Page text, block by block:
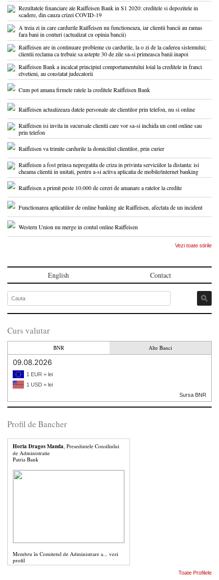
Rezultatele financiare ale Raiffeisen Bank in S1 2020: creditele si depozitele in
scadere, din cauza crizei COVID-19
A treia zi in care cardurile Raiffeisen nu functioneaza, iar clientii bancii au ramas
fara bani in conturi (actualizat cu opinia bancii)
Raiffeisen are in continuare probleme cu cardurile, la o zi de la caderea sistemului;
clientii reclama ca trebuie sa astepte 30 de zile sa-si primeasca banii inapoi
Raiffeisen Bank a incalcat principiul comportamentului loial la creditele in franci
elvetieni, au constatat judecatorii
Cum pot amana firmele ratele la creditele Raiffeisen Bank
Raiffeisen actualizeaza datele personale ale clientilor prin telefon, nu si online
Raiffeisen isi invita in sucursale clientii care vor sa-si inchida un cont online sau
prin telefon
Raiffeisen va trimite cardurile la domiciliul clientilor, prin curier
Raiffeisen a fost prinsa nepregatita de criza in privinta serviciilor la distanta: isi
cheama clientii in unitati, pentru a-si activa aplicatia de mobile/internet banking
Raiffeisen a primit peste 10.000 de cereri de amanare a ratelor la credite
Functionarea aplicatiilor de online banking ale Raiffeisen, afectata de un incident
Western Union nu merge in contul online Raiffeisen
Vezi toate stirile
English Contact
Curs valutar
BNR Alte Banci
09.08.2026
1 EUR = lei
1 USD = lei
Sursa BNR
Profil de Bancher
Horia Dragos Manda, Presedintele Consiliului
de Administratie
Patria Bank
Membru în Comitetul de Administrare a... vezi
profil
Toate Profilele